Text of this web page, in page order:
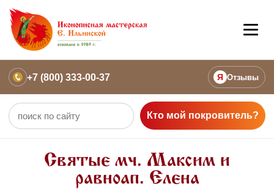
+7 (800) 333-00-37 Я Отзывы
Кто мой покровитель?
Святые мч. Максим и
равноап. Елена